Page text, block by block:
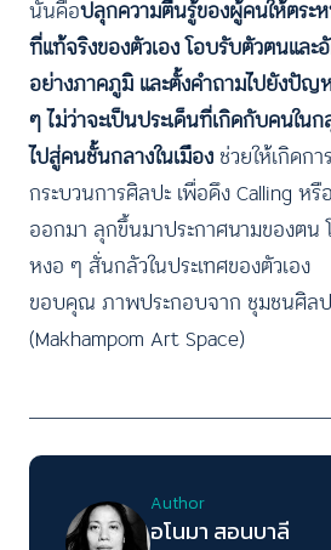
นั่นคือปลุกความตื่นรู้ของผู้คนให้ตระ
ที่แท้จริงของตัวเอง โอบรับตัวตนแล
อย่างภาคภูมิ และตั้งคำถามไปยังปัญ
ๆ ไม่ว่าจะเป็นประเด็นที่เกิดกับคนใน
ไปสู่คนชั้นกลางในเมือง ช่วยให้เกิดก
กระบวนการศิลปะ เพื่อดึง Calling
ออกมา ลุกขึ้นมาประกาศนามของตน
หงอ ๆ สั่นกลัวในประเทศของตัวเอง
ขอบคุณ ภาพประกอบจาก ชุมชนศิล
(Makhampom Art Space)
Author
อโนมา สอนบาลี